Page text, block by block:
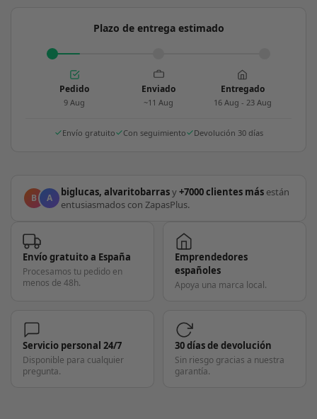
Plazo de entrega estimado
Pedido
9 Aug
Enviado
~11 Aug
Entregado
16 Aug - 23 Aug
Envío gratuito Con seguimiento Devolución 30 días
B A biglucas, alvaritobarrasy+7000 clientes más están
entusiasmados con ZapasPlus.
Envío gratuito a España
Procesamos tu pedido en
menos de 48h.
Emprendedores
españoles
Apoya una marca local.
Servicio personal 24/7
Disponible para cualquier
pregunta.
30 días de devolución
Sin riesgo gracias a nuestra
garantía.